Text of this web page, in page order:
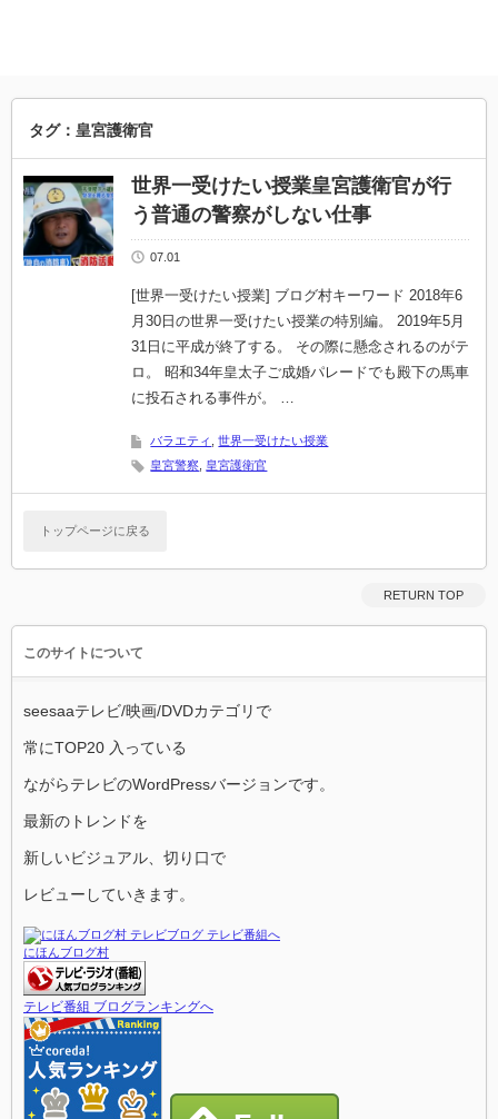
タグ：皇宮護衛官
世界一受けたい授業皇宮護衛官が行
う普通の警察がしない仕事
07.01
[世界一受けたい授業] ブログ村キーワード 2018年6
月30日の世界一受けたい授業の特別編。 2019年5月
31日に平成が終了する。 その際に懸念されるのがテ
ロ。 昭和34年皇太子ご成婚パレードでも殿下の馬車
に投石される事件が。 …
バラエティ ,世界一受けたい授業
皇宮警察 皇宮護衛官
トップページに戻る
RETURN TOP
このサイトについて
seesaaテレビ/映画/DVDカテゴリで
常にTOP20 入っている
ながらテレビのWordPressバージョンです。
最新のトレンドを
新しいビジュアル、切り口で
レビューしていきます。
にほんブログ村
テレビ番組 ブログランキングへ